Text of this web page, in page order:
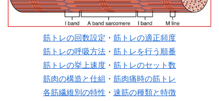
筋トレの回数設定 ・ 筋トレの適正頻度
筋トレの呼吸方法 ・ 筋トレを行う順番
筋トレの挙上速度 ・ 筋トレのセット数
筋肉の構造と仕組 ・ 筋肉痛時の筋トレ
各筋繊維別の特性 ・ 速筋の種類と特徴